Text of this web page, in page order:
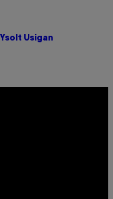
Ysolt Usigan